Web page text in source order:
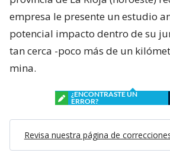
empresa le presente un estudio
potencial impacto dentro de su
tan cerca -poco más de un
mina.
¿ENCONTRASTE UN
ERROR?
Revisa nuestra página de